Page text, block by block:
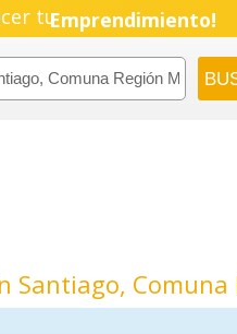
tuPyme!
Emprendimiento!
Santiago,